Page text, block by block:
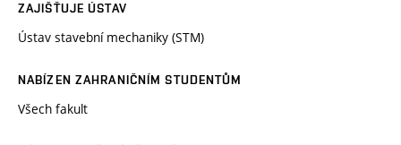
ZAJIŠŤUJE ÚSTAV
Ústav stavební mechaniky (STM)
NABÍZEN ZAHRANIČNÍM STUDENTŮM
Všech fakult